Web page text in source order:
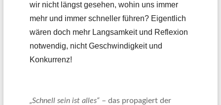
wir nicht längst gesehen, wohin uns immer
mehr und immer schneller führen? Eigentlich
wären doch mehr Langsamkeit und Reflexion
notwendig, nicht Geschwindigkeit und
Konkurrenz!
„Schnell sein ist alles“ – das propagiert der